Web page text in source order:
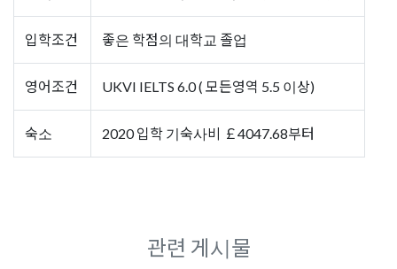
입학조건 좋은 학점의 대학교 졸업
영어조건 UKVI IELTS 6.0 ( 모든영역 5.5 이상)
숙소 2020 입학 기숙사비 ￡4047.68부터
관련 게시물